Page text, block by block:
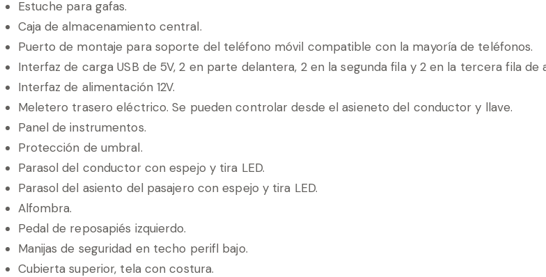
Estuche para gafas.
Caja de almacenamiento central.
Puerto de montaje para soporte del teléfono móvil compatible con la mayoría de teléfonos.
Interfaz de carga USB de 5V, 2 en parte delantera, 2 en la segunda fila y 2 en la tercera fila de
Interfaz de alimentación 12V.
Meletero trasero eléctrico. Se pueden controlar desde el asieneto del conductor y llave.
Panel de instrumentos.
Protección de umbral.
Parasol del conductor con espejo y tira LED.
Parasol del asiento del pasajero con espejo y tira LED.
Alfombra.
Pedal de reposapiés izquierdo.
Manijas de seguridad en techo perifl bajo.
Cubierta superior, tela con costura.